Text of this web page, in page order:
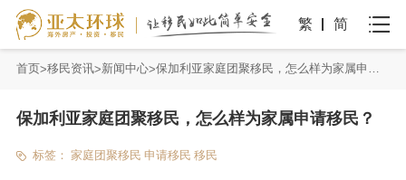
繁 简
首页 移民资讯 新闻中心 保加利亚家庭团聚移民，怎么样为家属申请移民？
保加利亚家庭团聚移民，怎么样为家属申请移民？
标签： 家庭团聚移民 申请移民 移民